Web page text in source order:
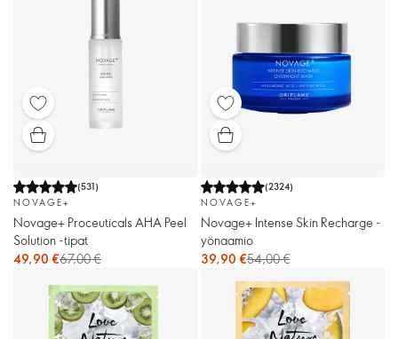
(531)
NOVAGE+
Novage+ Proceuticals AHA Peel
Solution -tipat
49,90 €67,00 €
(2324)
NOVAGE+
Novage+ Intense Skin Recharge -
yönaamio
39,90 €54,00 €